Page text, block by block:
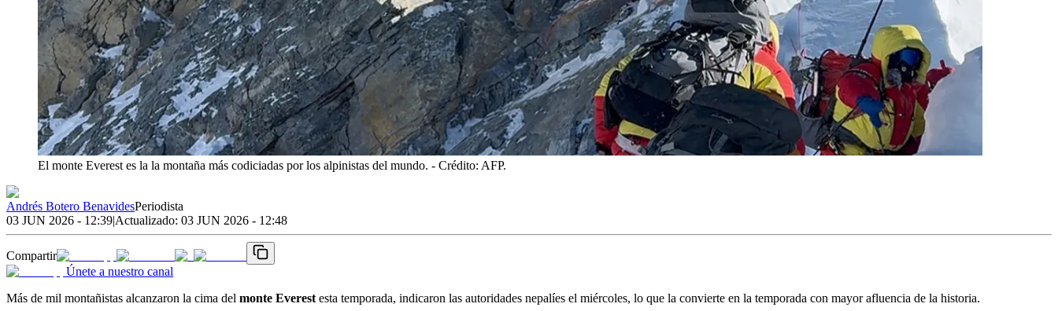
El monte Everest es la la montaña más codiciadas por los alpinistas del mundo. - Crédito: AFP.
Andrés Botero BenavidesPeriodista
03 JUN 2026 - 12:39|Actualizado: 03 JUN 2026 - 12:48
Compartir
Únete a nuestro canal
Más de mil montañistas alcanzaron la cima del monte Everest esta temporada, indicaron las autoridades nepalíes el miércoles, lo que la convierte en la temporada con mayor afluencia de la historia.